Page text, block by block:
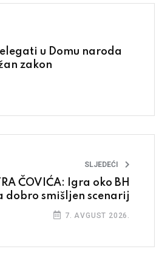
u Domu naroda
zakon
SLJEDEĆI
ČOVIĆA: Igra oko BH
dobro smišljen scenarij
7. AVGUST 2026.